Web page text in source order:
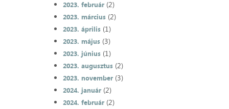
2023. február(2)
2023. március(2)
2023. április(1)
2023. május(3)
2023. június(1)
2023. augusztus(2)
2023. november(3)
2024. január(2)
2024. február(2)